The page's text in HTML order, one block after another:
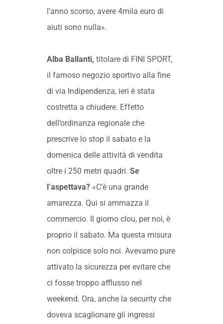
l’anno scorso, avere 4mila euro di
aiuti sono nulla».
Alba Ballanti, titolare di FINI SPORT,
il famoso negozio sportivo alla fine
di via Indipendenza, ieri è stata
costretta a chiudere. Effetto
dell’ordinanza regionale che
prescrive lo stop il sabato e la
domenica delle attività di vendita
oltre i 250 metri quadri. Se
l’aspettava?«C’è una grande
amarezza. Qui si ammazza il
commercio. Il giorno clou, per noi, è
proprio il sabato. Ma questa misura
non colpisce solo noi. Avevamo pure
attivato la sicurezza per evitare che
ci fosse troppo afflusso nel
weekend. Ora, anche la security che
doveva scaglionare gli ingressi